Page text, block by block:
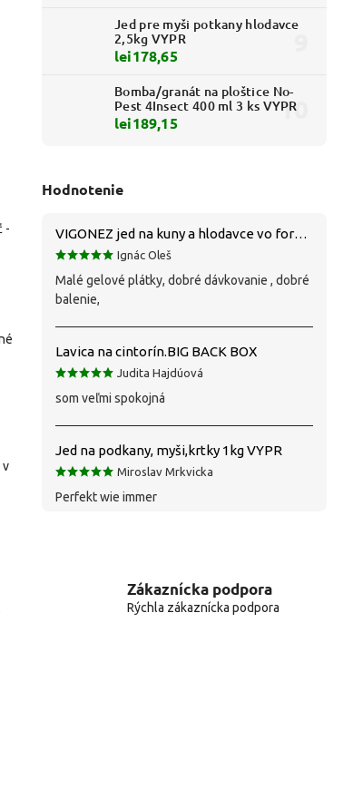
Jed pre myši potkany hlodavce
2,5kg VYPR
lei178,65
Bomba/granát na ploštice No-
Pest 4Insect 400 ml 3 ks VYPR
lei189,15
Hodnotenie
VIGONEZ jed na kuny a hlodavce vo forme pasty 1,5 kg
Ignác Oleš
Malé gelové plátky, dobré dávkovanie , dobré
balenie,
Lavica na cintorín.BIG BACK BOX
Judita Hajdúová
som veľmi spokojná
Jed na podkany, myši,krtky 1kg VYPR
Miroslav Mrkvicka
Perfekt wie immer
-
v
Zákaznícka podpora
Rýchla zákaznícka podpora